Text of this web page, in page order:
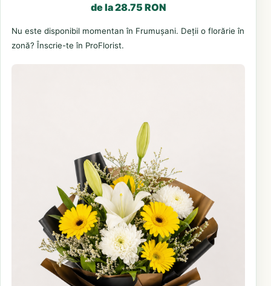
de la 28.75 RON
Nu este disponibil momentan în Frumușani. Deții o florărie în
zonă? Înscrie-te în ProFlorist.